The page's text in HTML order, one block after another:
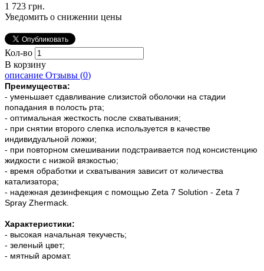
1 723 грн.
Уведомить о снижении цены
Кол-во
В корзину
описание Отзывы (0)
Преимущества:
- уменьшает сдавливание слизистой оболочки на стадии
попадания в полость рта;
- оптимальная жесткость после схватывания;
- при снятии второго слепка используется в качестве
индивидуальной ложки;
- при повторном смешивании подстраивается под консистенцию
жидкости с низкой вязкостью;
- время обработки и схватывания зависит от количества
катализатора;
- надежная дезинфекция с помощью Zeta 7 Solution - Zeta 7
Spray Zhermack.
Характеристики:
- высокая начальная текучесть;
- зеленый цвет;
- мятный аромат.